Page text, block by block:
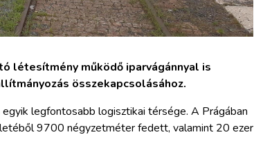
létesítmény működő iparvágánnyal is
összekapcsolásához.
legfontosabb logisztikai térsége. A Prágában
9700 négyzetméter fedett, valamint 20 ezer